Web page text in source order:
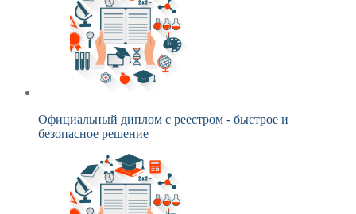
Официальный диплом с реестром - быстрое и
безопасное решение